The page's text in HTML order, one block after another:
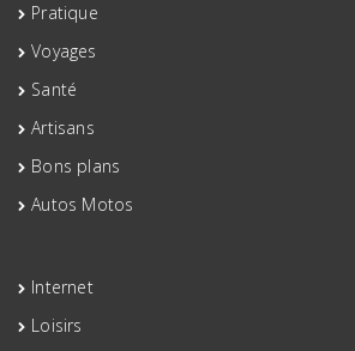
Pratique
Voyages
Santé
Artisans
Bons plans
Autos Motos
Internet
Loisirs